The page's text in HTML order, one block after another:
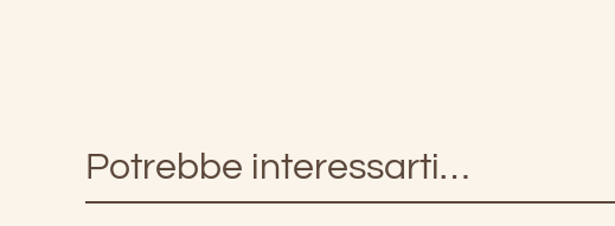
Potrebbe interessarti…